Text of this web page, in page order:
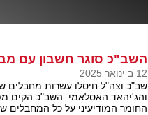
השב"כ סוגר חשבון עם
12 ב ינואר 2025
שב"כ וצה"ל חיסלו עשרות מחבלים
והג'יהאד האסלאמי. השב"כ הקים
החומר המודיעיני על כל